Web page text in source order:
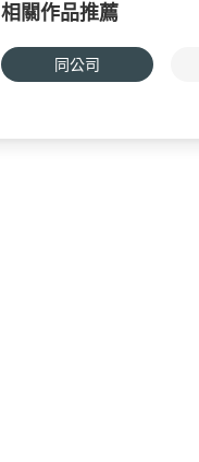
相關作品推薦
同公司